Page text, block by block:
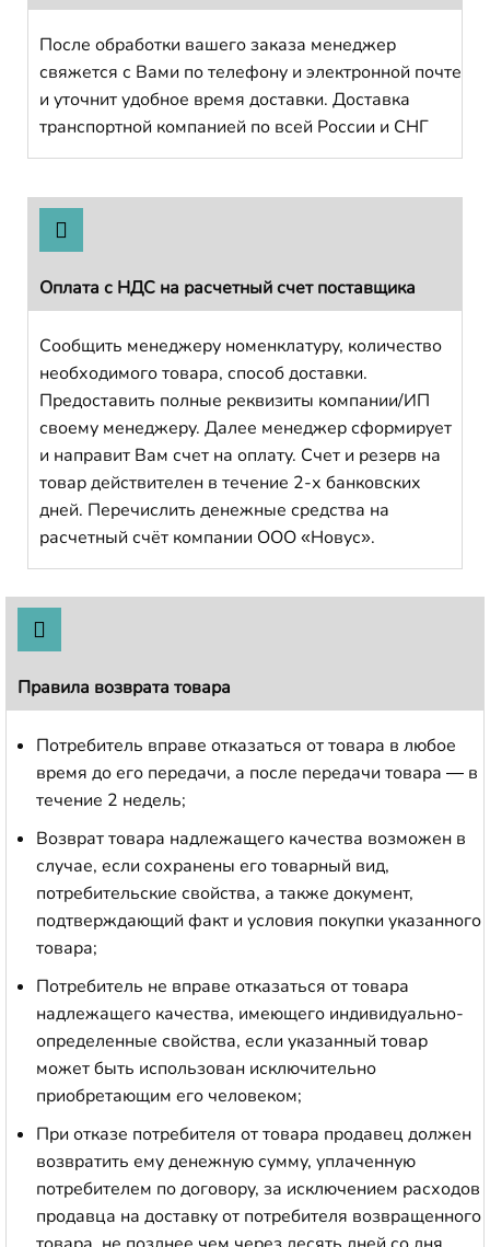
После обработки вашего заказа менеджер
свяжется с Вами по телефону и электронной почте
и уточнит удобное время доставки. Доставка
транспортной компанией по всей России и СНГ
Оплата с НДС на расчетный счет поставщика
Сообщить менеджеру номенклатуру, количество
необходимого товара, способ доставки.
Предоставить полные реквизиты компании/ИП
своему менеджеру. Далее менеджер сформирует
и направит Вам счет на оплату. Счет и резерв на
товар действителен в течение 2-х банковских
дней. Перечислить денежные средства на
расчетный счёт компании ООО «Новус».
Правила возврата товара
Потребитель вправе отказаться от товара в любое
время до его передачи, а после передачи товара — в
течение 2 недель;
Возврат товара надлежащего качества возможен в
случае, если сохранены его товарный вид,
потребительские свойства, а также документ,
подтверждающий факт и условия покупки указанного
товара;
Потребитель не вправе отказаться от товара
надлежащего качества, имеющего индивидуально-
определенные свойства, если указанный товар
может быть использован исключительно
приобретающим его человеком;
При отказе потребителя от товара продавец должен
возвратить ему денежную сумму, уплаченную
потребителем по договору, за исключением расходов
продавца на доставку от потребителя возвращенного